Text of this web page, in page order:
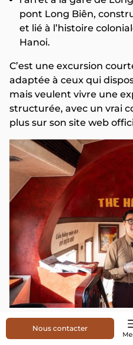
pont Long Biên,
et lié à l’histoire
Hanoi.
C’est une excursion
adaptée à ceux qui
mais veulent vivre une
structurée, avec un vrai
plus sur son site web
5. Comment
Nous contacter